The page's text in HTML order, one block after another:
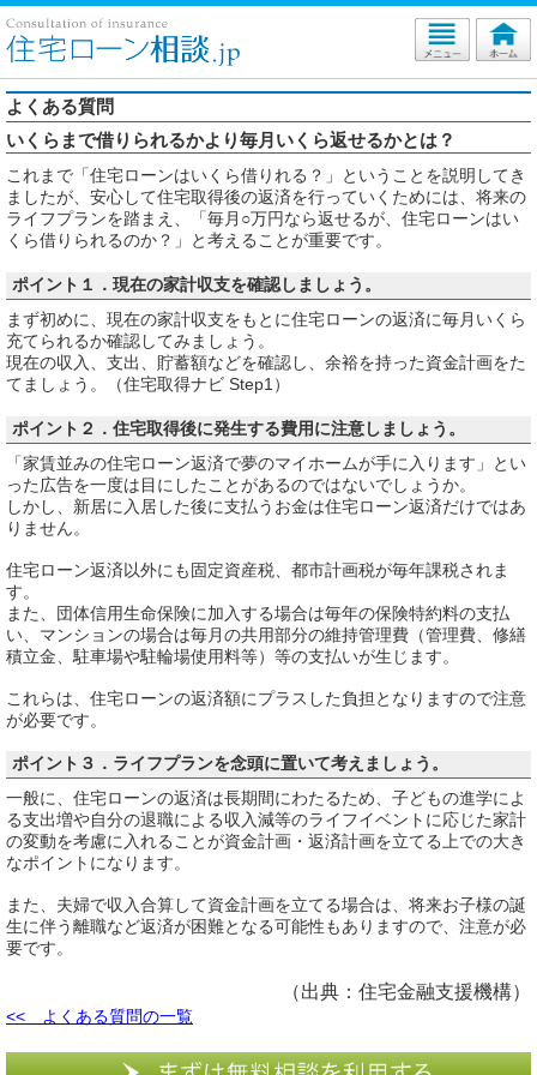
よくある質問
いくらまで借りられるかより毎月いくら返せるかとは？
これまで「住宅ローンはいくら借りれる？」ということを説明してき
ましたが、安心して住宅取得後の返済を行っていくためには、将来の
ライフプランを踏まえ、「毎月○万円なら返せるが、住宅ローンはい
くら借りられるのか？」と考えることが重要です。
ポイント１．現在の家計収支を確認しましょう。
まず初めに、現在の家計収支をもとに住宅ローンの返済に毎月いくら
充てられるか確認してみましょう。
現在の収入、支出、貯蓄額などを確認し、余裕を持った資金計画をた
てましょう。（住宅取得ナビ Step1）
ポイント２．住宅取得後に発生する費用に注意しましょう。
「家賃並みの住宅ローン返済で夢のマイホームが手に入ります」とい
った広告を一度は目にしたことがあるのではないでしょうか。
しかし、新居に入居した後に支払うお金は住宅ローン返済だけではあ
りません。
住宅ローン返済以外にも固定資産税、都市計画税が毎年課税されま
す。
また、団体信用生命保険に加入する場合は毎年の保険特約料の支払
い、マンションの場合は毎月の共用部分の維持管理費（管理費、修繕
積立金、駐車場や駐輪場使用料等）等の支払いが生じます。
これらは、住宅ローンの返済額にプラスした負担となりますので注意
が必要です。
ポイント３．ライフプランを念頭に置いて考えましょう。
一般に、住宅ローンの返済は長期間にわたるため、子どもの進学によ
る支出増や自分の退職による収入減等のライフイベントに応じた家計
の変動を考慮に入れることが資金計画・返済計画を立てる上での大き
なポイントになります。
また、夫婦で収入合算して資金計画を立てる場合は、将来お子様の誕
生に伴う離職など返済が困難となる可能性もありますので、注意が必
要です。
（出典：住宅金融支援機構）
<< よくある質問の一覧